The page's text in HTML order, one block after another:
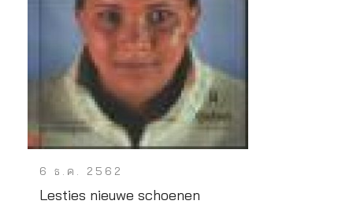
6 ธ.ค. 2562
Lesties nieuwe schoenen